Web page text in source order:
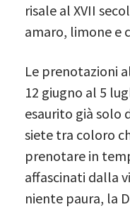
risale al XVII
amaro, limone e
Le prenotazioni
12 giugno al 5
esaurito già solo
siete tra coloro
prenotare in
affascinati dalla
niente paura, la